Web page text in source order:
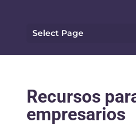
Select Page
Recursos
empresarios